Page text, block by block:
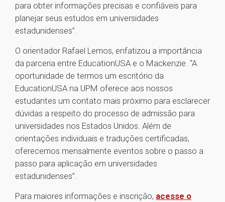
para obter informações precisas e confiáveis para
planejar seus estudos em universidades
estadunidenses”.
O orientador Rafael Lemos, enfatizou a importância
da parceria entre EducationUSA e o Mackenzie. “A
oportunidade de termos um escritório da
EducationUSA na UPM oferece aos nossos
estudantes um contato mais próximo para esclarecer
dúvidas a respeito do processo de admissão para
universidades nos Estados Unidos. Além de
orientações individuais e traduções certificadas,
oferecemos mensalmente eventos sobre o passo a
passo para aplicação em universidades
estadunidenses”.
Para maiores informações e inscrição, acesse o